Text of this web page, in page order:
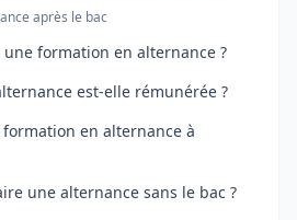
après le bac
formation en alternance ?
est-elle rémunérée ?
en alternance à
une alternance sans le bac ?